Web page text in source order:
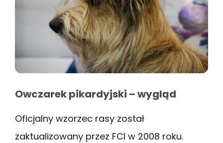
Owczarek pikardyjski – wygląd
Oficjalny wzorzec rasy został
zaktualizowany przez FCI w 2008 roku.